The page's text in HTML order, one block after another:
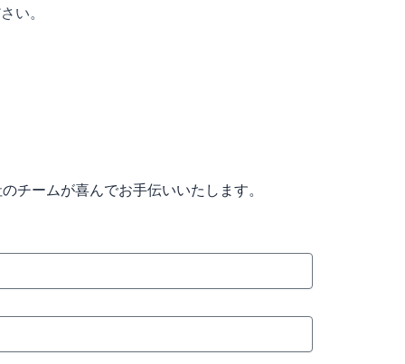
い。
チームが喜んでお手伝いいたします。